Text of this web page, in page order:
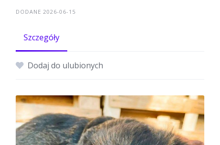
DODANE 2026-06-15
Szczegóły
Dodaj do ulubionych